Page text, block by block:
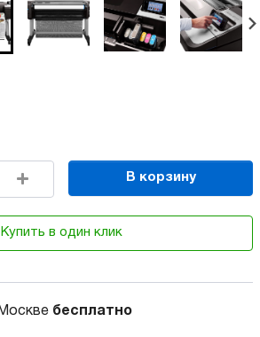
В корзину
Купить в один клик
бесплатно